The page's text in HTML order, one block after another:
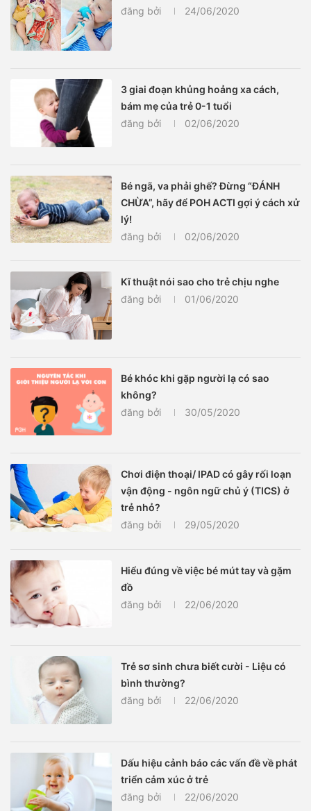
đăng bởi
24/06/2020
3 giai đoạn khủng hoảng xa cách,
bám mẹ của trẻ 0-1 tuổi
đăng bởi
02/06/2020
Bé ngã, va phải ghế? Đừng “ĐÁNH
CHỪA”, hãy để POH ACTI gợi ý cách xử
lý!
đăng bởi
02/06/2020
Kĩ thuật nói sao cho trẻ chịu nghe
đăng bởi
01/06/2020
Bé khóc khi gặp người lạ có sao
không?
đăng bởi
30/05/2020
Chơi điện thoại/ IPAD có gây rối loạn
vận động - ngôn ngữ chủ ý (TICS) ở
trẻ nhỏ?
đăng bởi
29/05/2020
Hiểu đúng về việc bé mút tay và gặm
đồ
đăng bởi
22/06/2020
Trẻ sơ sinh chưa biết cười - Liệu có
bình thường?
đăng bởi
22/06/2020
Dấu hiệu cảnh báo các vấn đề về phát
triển cảm xúc ở trẻ
đăng bởi
22/06/2020